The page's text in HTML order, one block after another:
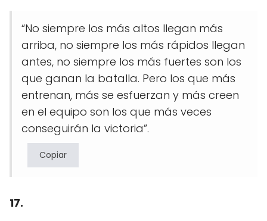
“No siempre los más altos llegan más
arriba, no siempre los más rápidos llegan
antes, no siempre los más fuertes son los
que ganan la batalla. Pero los que más
entrenan, más se esfuerzan y más creen
en el equipo son los que más veces
conseguirán la victoria”.
Copiar
17.